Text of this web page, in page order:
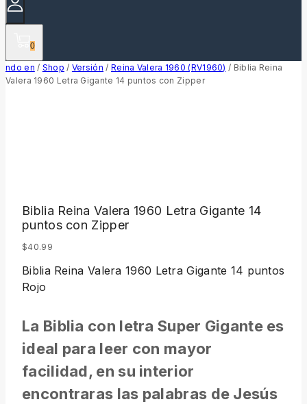
0
ndo en / Shop / Versión / Reina Valera 1960 (RV1960) / Biblia Reina
Valera 1960 Letra Gigante 14 puntos con Zipper
Biblia Reina Valera 1960 Letra Gigante 14
puntos con Zipper
$40.99
Biblia Reina Valera 1960 Letra Gigante 14 puntos
Rojo
La Biblia con letra Super Gigante es
ideal para leer con mayor
facilidad, en su interior
encontraras las palabras de Jesús